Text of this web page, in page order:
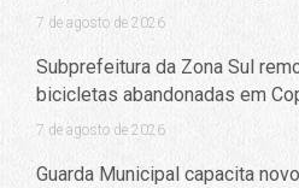
7 de agosto de 2026
Subprefeitura da Zona Sul
bicicletas abandonadas em
7 de agosto de 2026
Guarda Municipal capacita